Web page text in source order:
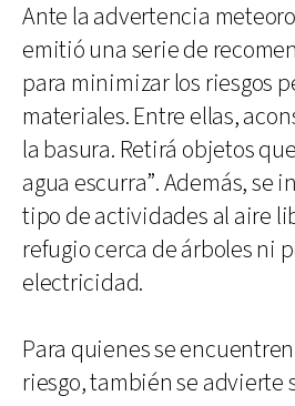
Ante la advertencia
emitió una serie de
para minimizar los riesgos
materiales. Entre ellas,
la basura. Retirá objetos
agua escurra”. Además, se
tipo de actividades al aire
refugio cerca de árboles ni
electricidad.
Para quienes se
riesgo, también se advierte